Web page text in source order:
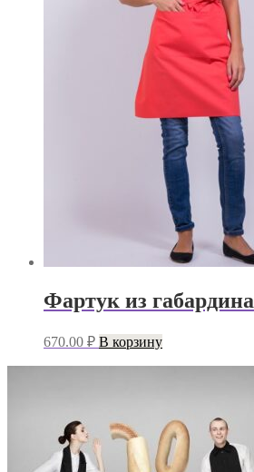
Фартук из габардина
670.00 ₽ В корзину